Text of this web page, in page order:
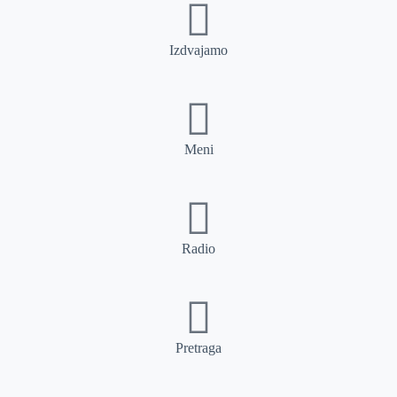
Izdvajamo
Meni
Radio
Pretraga